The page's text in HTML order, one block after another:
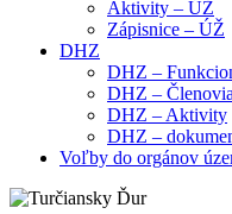
Aktivity – ÚŽ
Zápisnice – ÚŽ
DHZ
DHZ –
DHZ – Členovia
DHZ – Aktivity
DHZ –
Voľby do orgánov